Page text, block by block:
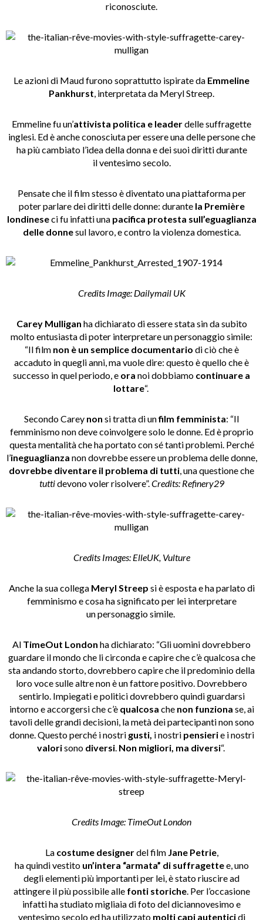
riconosciute.
Le azioni di Maud furono soprattutto ispirate da Emmeline
Pankhurst, interpretata da Meryl Streep.
Emmeline fu un’attivista politica e leaderdelle suffragette
inglesi. Ed è anche conosciuta per essere una delle persone che
ha più cambiato l’idea della donna e dei suoi diritti durante
il ventesimo secolo.
Pensate che il film stesso è diventato una piattaforma per
poter parlare dei diritti delle donne: durante la Première
londineseci fu infatti una pacifica protesta sull’eguaglianza
delle donnesul lavoro, e contro la violenza domestica.
Credits Image: Dailymail UK
Carey Mulligan ha dichiarato di essere stata sin da subito
molto entusiasta di poter interpretare un personaggio simile:
“Il film non è un semplice documentario di ciò che è
accaduto in quegli anni, ma vuole dire: questo è quello che è
successo in quel periodo, e ora noi dobbiamo continuare a
lottare“.
Secondo Carey non si tratta di unfilm femminista: “Il
femminismo non deve coinvolgere solo le donne. Ed è proprio
questa mentalità che ha portato con sé tanti problemi. Perché
l’ineguaglianza non dovrebbe essere un problema delle donne,
dovrebbe diventare il problema di tutti, una questione che
tuttidevono voler risolvere”.Credits: Refinery29
Credits Images: ElleUK, Vulture
Anche la sua collega Meryl Streep si è esposta e ha parlato di
femminismo e cosa ha significato per lei interpretare
un personaggio simile.
Al TimeOut London ha dichiarato: “Gli uomini dovrebbero
guardare il mondo che li circonda e capire che c’è qualcosa che
sta andando storto, dovrebbero capire che il predominio della
loro voce sulle altre non è un fattore positivo. Dovrebbero
sentirlo. Impiegati e politici dovrebbero quindi guardarsi
intorno e accorgersi che c’è qualcosa che non funziona se, ai
tavoli delle grandi decisioni, la metà dei partecipanti non sono
donne. Questo perché i nostrigusti, i nostripensierie i nostri
valorisonodiversi. Non migliori, ma diversi“.
Credits Image: TimeOut London
La costume designerdel film Jane Petrie,
ha quindi vestitoun’intera “armata” di suffragettee,uno
degli elementi più importanti per lei, è stato riuscire ad
attingere il più possibile alle fonti storiche. Per l’occasione
infatti ha studiato migliaia di foto del diciannovesimo e
ventesimo secolo ed ha utilizzato molti capi autenticidi